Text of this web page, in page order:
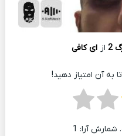
2 از ای کافی
به آن امتیاز دهید!
1